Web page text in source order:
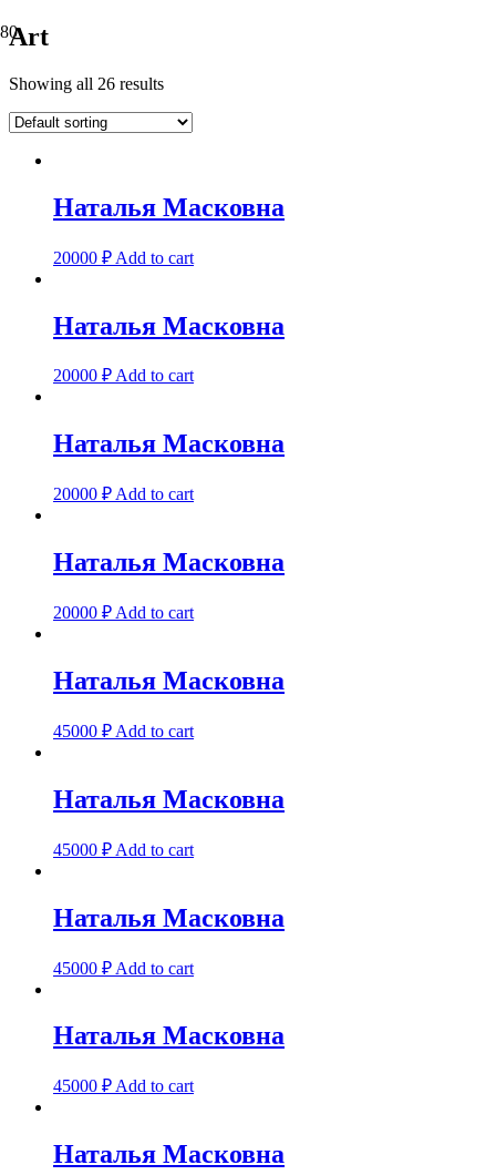
Art
Showing all 26 results
Наталья Масковна
20000 ₽ Add to cart
Наталья Масковна
20000 ₽Add to cart
Наталья Масковна
20000 ₽ Add to cart
Наталья Масковна
20000 ₽ Add to cart
Наталья Масковна
45000 ₽ Add to cart
Наталья Масковна
45000 ₽ Add to cart
Наталья Масковна
45000 ₽ Add to cart
Наталья Масковна
45000 ₽ Add to cart
Наталья Масковна